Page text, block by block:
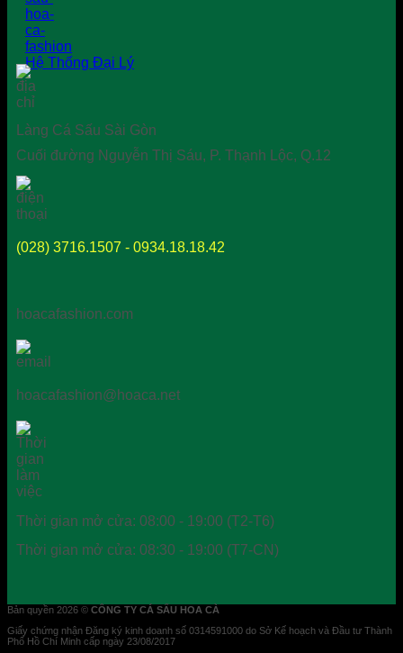
Hệ Thống Đại Lý
Làng Cá Sấu Sài Gòn
Cuối đường Nguyễn Thị Sáu, P. Thạnh Lộc, Q.12
(028) 3716.1507 - 0934.18.18.42
hoacafashion.com
hoacafashion@hoaca.net
Thời gian mở cửa: 08:00 - 19:00 (T2-T6)
Thời gian mở cửa: 08:30 - 19:00 (T7-CN)
Bản quyền 2026 © CÔNG TY CÁ SẤU HOA CÀ
Giấy chứng nhận Đăng ký kinh doanh số 0314591000 do Sở Kế hoạch và Đầu tư Thành
Phố Hồ Chí Minh cấp ngày 23/08/2017